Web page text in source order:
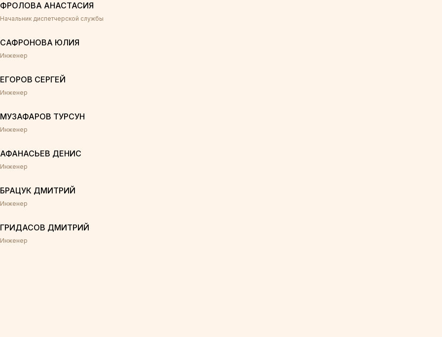
ФРОЛОВА АНАСТАСИЯ
Начальник диспетчерской службы
САФРОНОВА ЮЛИЯ
Инженер
ЕГОРОВ СЕРГЕЙ
Инженер
МУЗАФАРОВ ТУРСУН
Инженер
АФАНАСЬЕВ ДЕНИС
Инженер
БРАЦУК ДМИТРИЙ
Инженер
ГРИДАСОВ ДМИТРИЙ
Инженер